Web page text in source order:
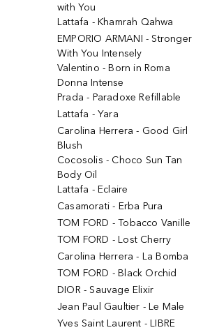
with You
Lattafa - Khamrah Qahwa
EMPORIO ARMANI - Stronger
With You Intensely
Valentino - Born in Roma
Donna Intense
Prada - Paradoxe Refillable
Lattafa - Yara
Carolina Herrera - Good Girl
Blush
Cocosolis - Choco Sun Tan
Body Oil
Lattafa - Eclaire
Casamorati - Erba Pura
TOM FORD - Tobacco Vanille
TOM FORD - Lost Cherry
Carolina Herrera - La Bomba
TOM FORD - Black Orchid
DIOR - Sauvage Elixir
Jean Paul Gaultier - Le Male
Yves Saint Laurent - LIBRE